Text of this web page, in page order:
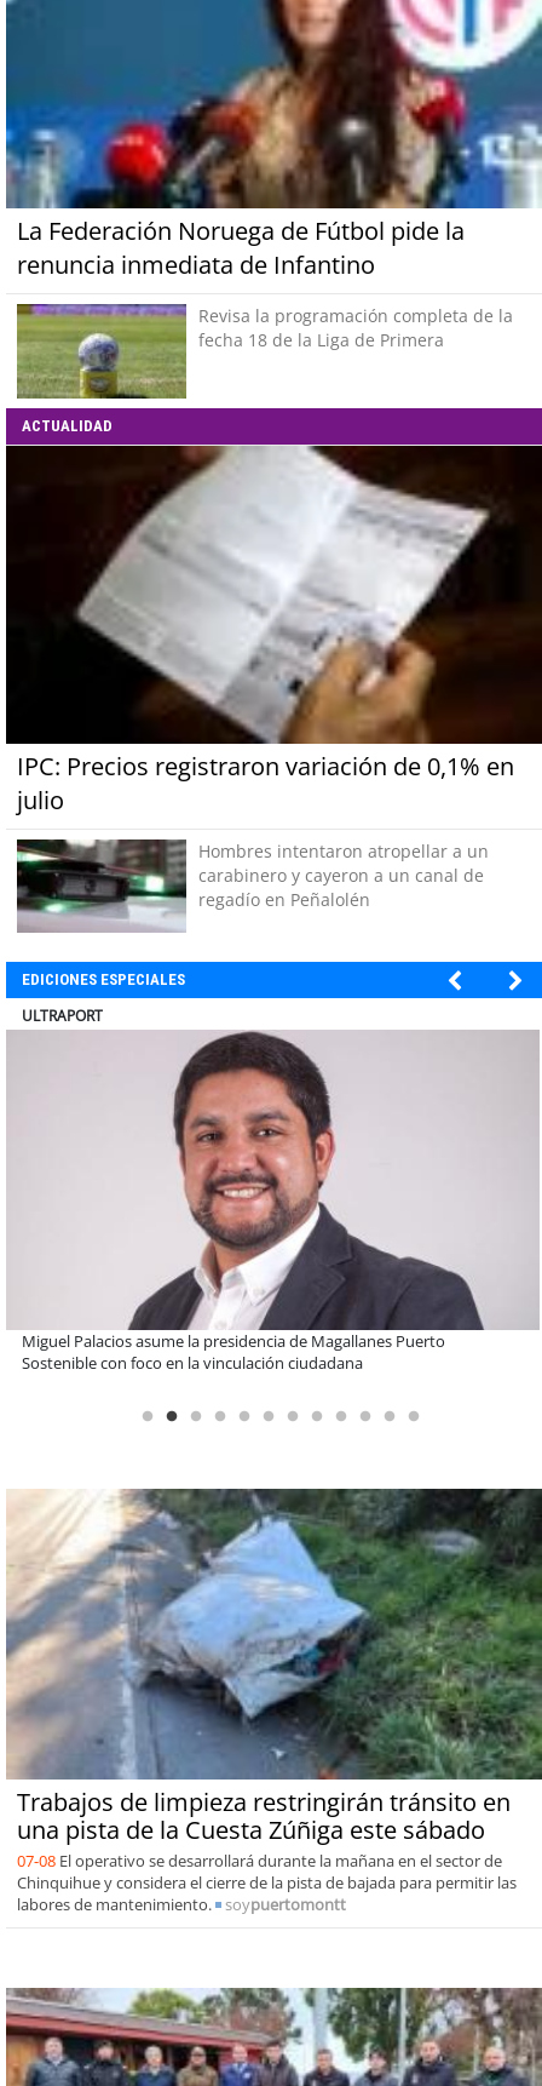
La Federación Noruega de Fútbol pide la
renuncia inmediata de Infantino
Revisa la programación completa de la
fecha 18 de la Liga de Primera
ACTUALIDAD
IPC: Precios registraron variación de 0,1% en
julio
Hombres intentaron atropellar a un
carabinero y cayeron a un canal de
regadío en Peñalolén
EDICIONES ESPECIALES
BANCO DE CHILE
Educación y colaboración público-privada se toman La Araucanía:
encuentro reunió a líderes para abordar las brechas y oportunidades
Trabajos de limpieza restringirán tránsito en
una pista de la Cuesta Zúñiga este sábado
07-08 El operativo se desarrollará durante la mañana en el sector de
Chinquihue y considera el cierre de la pista de bajada para permitir las
labores de mantenimiento.
soypuertomontt